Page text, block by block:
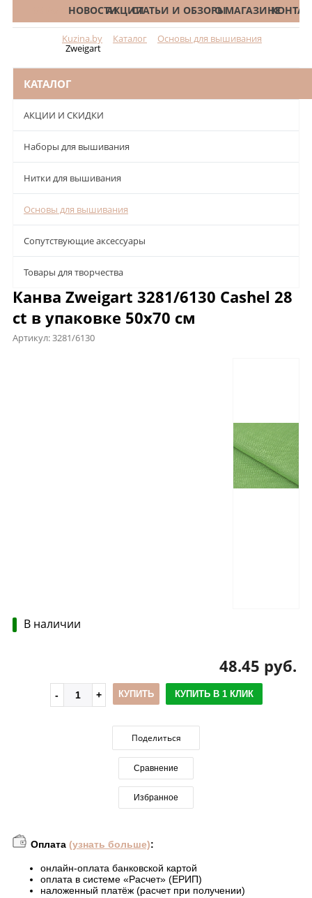
КАТАЛОГНОВОСТИАКЦИИСТАТЬИ И ОБЗОРЫО МАГАЗИНЕ
Kuzina.by Каталог Основы для вышивания
Zweigart
КАТАЛОГ
АКЦИИ И СКИДКИ
Наборы для вышивания
Нитки для вышивания
Основы для вышивания
Сопутствующие аксессуары
Товары для творчества
Канва Zweigart 3281/6130 Cashel 28
ct в упаковке 50х70 см
Артикул:3281/6130
В наличии
48.45 руб.
КУПИТЬ КУПИТЬ В 1 КЛИК
Поделиться
Сравнение
Избранное
Оплата (узнать больше):
онлайн-оплата банковской картой
оплата в системе «Расчет» (ЕРИП)
наложенный платёж (расчет при получении)